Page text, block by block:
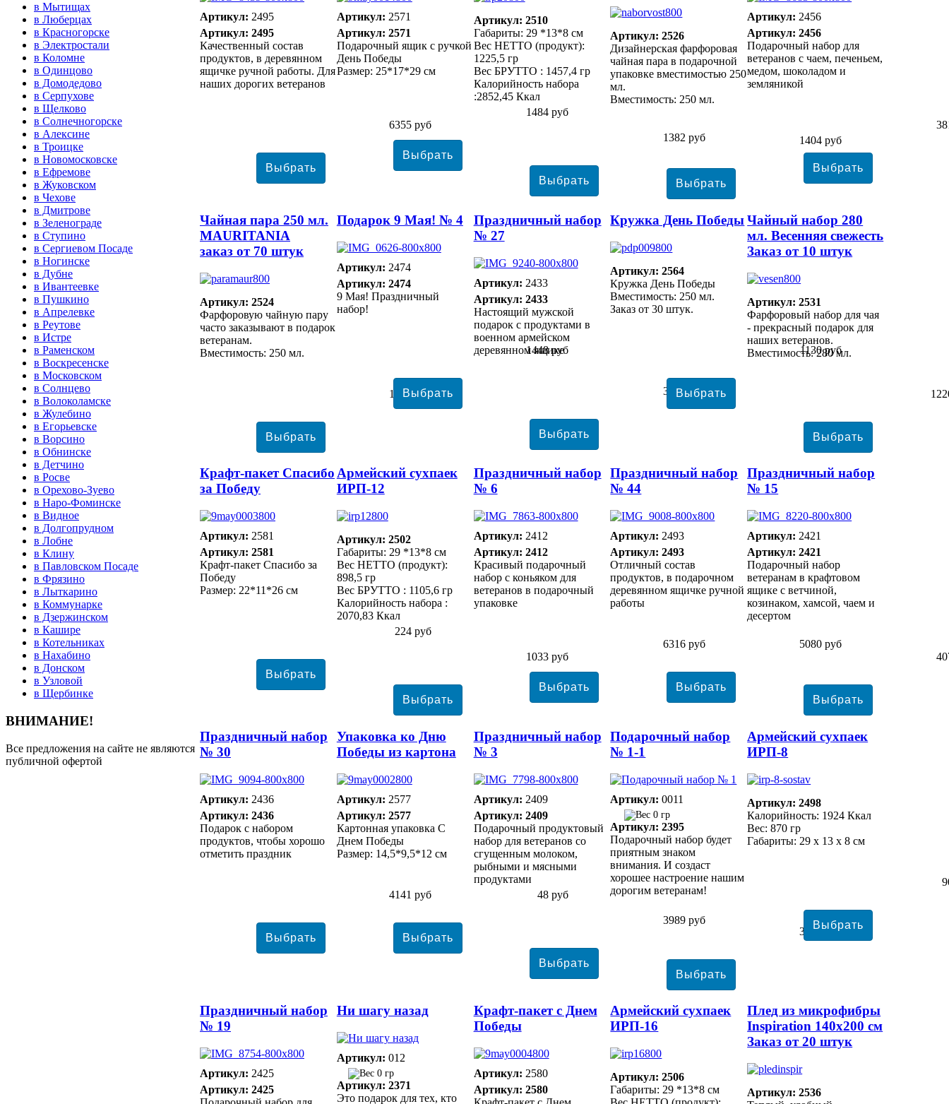
Артикул: 2495
Артикул: 2495
Качественный состав
продуктов, в деревянном
ящичке ручной работы. Для
наших дорогих ветеранов
6355 руб
Артикул: 2571
Артикул: 2571
Подарочный ящик с ручкой
День Победы
Размер: 25*17*29 см
1484 руб
Артикул: 2510
Габариты: 29 *13*8 см
Вес НЕТТО (продукт):
1225,5 гр
Вес БРУТТО : 1457,4 гр
Калорийность набора
:2852,45 Ккал
1382 руб
Артикул: 2526
Дизайнерская фарфоровая
чайная пара в подарочной
упаковке вместимостью 250
мл.
Вместимость: 250 мл.
1404 руб
Артикул: 2456
Артикул: 2456
Подарочный набор для
ветеранов с чаем, печеньем,
медом, шоколадом и
земляникой
Чайная пара 250 мл.
MAURITANIA
заказ от 70 штук
Артикул: 2524
Фарфоровую чайную пару
часто заказывают в подарок
ветеранам.
Вместимость: 250 мл.
1844 руб
Подарок 9 Мая! № 4
Артикул: 2474
Артикул: 2474
9 Мая! Праздничный
набор!
1448 руб
Праздничный набор
№ 27
Артикул: 2433
Артикул: 2433
Настоящий мужской
подарок с продуктами в
военном армейском
деревянном ящике
3855 руб
Кружка День Победы
Артикул: 2564
Кружка День Победы
Вместимость: 250 мл.
Заказ от 30 штук.
1130 руб
Чайный набор 280
мл. Весенняя свежесть
Заказ от 10 штук
Артикул: 2531
Фарфоровый набор для чая
- прекрасный подарок для
наших ветеранов.
Вместимость: 280 мл.
Крафт-пакет Спасибо
за Победу
Артикул: 2581
Артикул: 2581
Крафт-пакет Спасибо за
Победу
Размер: 22*11*26 см
224 руб
Армейский сухпаек
ИРП-12
Артикул: 2502
Габариты: 29 *13*8 см
Вес НЕТТО (продукт):
898,5 гр
Вес БРУТТО : 1105,6 гр
Калорийность набора :
2070,83 Ккал
1033 руб
Праздничный набор
№ 6
Артикул: 2412
Артикул: 2412
Красивый подарочный
набор с коньяком для
ветеранов в подарочный
упаковке
6316 руб
Праздничный набор
№ 44
Артикул: 2493
Артикул: 2493
Отличный состав
продуктов, в подарочном
деревянном ящичке ручной
работы
5080 руб
Праздничный набор
№ 15
Артикул: 2421
Артикул: 2421
Подарочный набор
ветеранам в крафтовом
ящике с ветчиной,
козинаком, хамсой, чаем и
десертом
Праздничный набор
№ 30
Артикул: 2436
Артикул: 2436
Подарок с набором
продуктов, чтобы хорошо
отметить праздник
4141 руб
Упаковка ко Дню
Победы из картона
Артикул: 2577
Артикул: 2577
Картонная упаковка С
Днем Победы
Размер: 14,5*9,5*12 см
48 руб
Праздничный набор
№ 3
Артикул: 2409
Артикул: 2409
Подарочный продуктовый
набор для ветеранов со
сгущенным молоком,
рыбными и мясными
продуктами
3989 руб
Подарочный набор
№ 1-1
Артикул: 0011
0 гр
Артикул: 2395
Подарочный набор будет
приятным знаком
внимания. И создаст
хорошее настроение нашим
дорогим ветеранам!
3556 руб
Армейский сухпаек
ИРП-8
Артикул: 2498
Калорийность: 1924 Ккал
Вес: 870 гр
Габариты: 29 х 13 х 8 см
Праздничный набор
№ 19
Артикул: 2425
Артикул: 2425
Ни шагу назад
Артикул: 012
0 гр
Артикул: 2371
Это подарок для тех, кто
Крафт-пакет с Днем
Победы
Артикул: 2580
Артикул: 2580
Армейский сухпаек
ИРП-16
Артикул: 2506
Габариты: 29 *13*8 см
Плед из микрофибры
Inspiration 140х200 см
Заказ от 20 штук
Артикул: 2536
в Мытищах
в Люберцах
в Красногорске
в Электростали
в Коломне
в Одинцово
в Домодедово
в Серпухове
в Щелково
в Солнечногорске
в Алексине
в Троицке
в Новомосковске
в Ефремове
в Жуковском
в Чехове
в Дмитрове
в Зеленограде
в Ступино
в Сергиевом Посаде
в Ногинске
в Дубне
в Ивантеевке
в Пушкино
в Апрелевке
в Реутове
в Истре
в Раменском
в Воскресенске
в Московском
в Солнцево
в Волоколамске
в Жулебино
в Егорьевске
в Ворсино
в Обнинске
в Детчино
в Росве
в Орехово-Зуево
в Наро-Фоминске
в Видное
в Долгопрудном
в Лобне
в Клину
в Павловском Посаде
в Фрязино
в Лыткарино
в Коммунарке
в Дзержинском
в Кашире
в Котельниках
в Нахабино
в Донском
в Узловой
в Щербинке
ВНИМАНИЕ!
Все предложения на сайте не являются
публичной офертой